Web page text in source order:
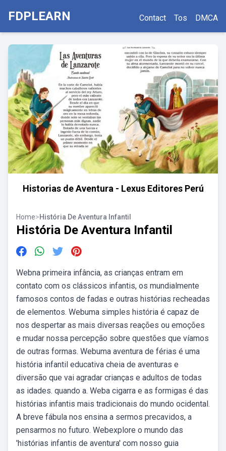
FDPLEARN Contact Tos DMCA
Historias de Aventura - Lexus Editores Perú
Home>História De Aventura Infantil
História De Aventura Infantil
Webna primeira infância, as crianças entram em
contato com os clássicos infantis, os mundialmente
famosos contos de fadas e outras histórias recheadas
de elementos. Webuma simples história é capaz de
nos despertar as mais diversas reações ou emoções
e mudar nossa percepção sobre questões que víamos
de outras formas. Webuma aventura de férias é uma
história infantil educativa cheia de aventuras e
diversão que vai agradar crianças e adultos de todas
as idades. quando a. Weba cigarra e as formigas é das
histórias infantis mais tradicionais do mundo ocidental.
A breve fábula nos ensina a sermos precavidos, a
pensarmos no futuro. Webexplore o mundo das
'histórias infantis de aventura' com nosso guia